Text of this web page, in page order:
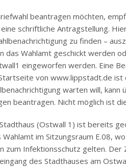
beantragen möchten,
schriftliche Antragstellung.
zu finden –
das Wahlamt geschickt werden
eingeworfen werden. Eine
von www.lippstadt.de
warten will,
beantragen. Nicht möglich ist
(Ostwall 1) ist bereits
im Sitzungsraum E.08,
zum Infektionsschutz gelten.
des Stadthauses am